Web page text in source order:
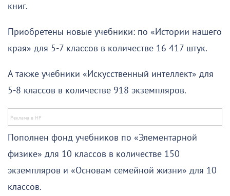
книг.
Приобретены новые учебники: по «Истории нашего
края» для 5-7 классов в количестве 16 417 штук.
А также учебники «Искусственный интеллект» для
5-8 классов в количестве 918 экземпляров.
Пополнен фонд учебников по «Элементарной
физике» для 10 классов в количестве 150
экземпляров и «Основам семейной жизни» для 10
классов.